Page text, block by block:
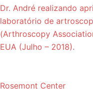
Dr. André realizando
laboratório de
(Arthroscopy
EUA (Julho – 2018).
Rosemont Center